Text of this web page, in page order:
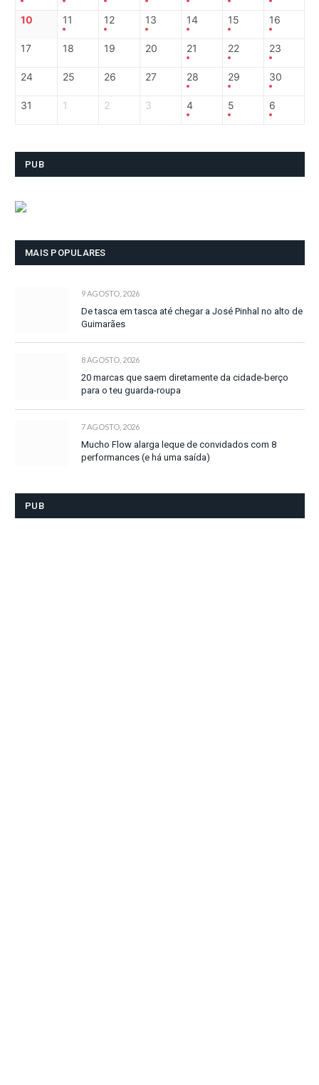
10 11 12 13 14 15 16
17 18 19 20 21 22 23
24 25 26 27 28 29 30
31 1 2 3 4 5 6
PUB
MAIS POPULARES
9 AGOSTO, 2026
De tasca em tasca até chegar a José Pinhal no alto de
Guimarães
8 AGOSTO, 2026
20 marcas que saem diretamente da cidade-berço
para o teu guarda-roupa
7 AGOSTO, 2026
Mucho Flow alarga leque de convidados com 8
performances (e há uma saída)
PUB